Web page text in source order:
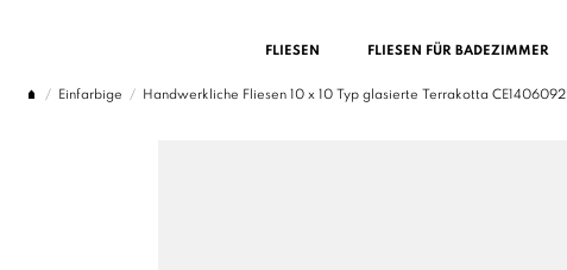
FLIESEN FLIESEN FÜR BADEZIMMER
Einfarbige Handwerkliche Fliesen 10 x 10 Typ glasierte Terrakotta CE1406092